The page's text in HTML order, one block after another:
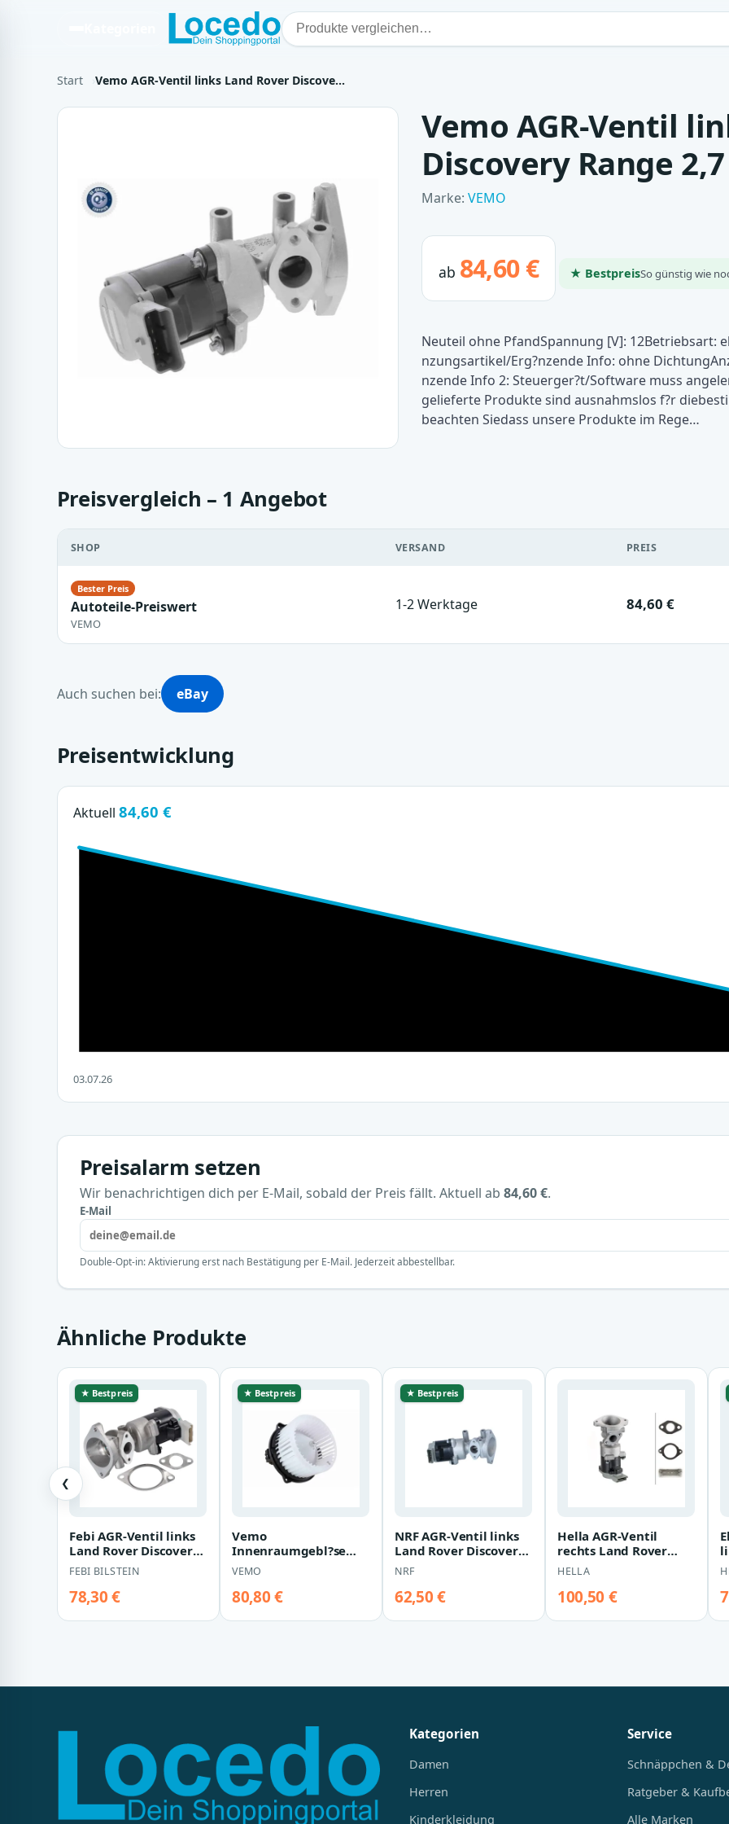
Start Vemo AGR-Ventil links Land Rover Discove…
Vemo AGR-Ventil
Discovery Range 2,7
Marke:VEMO
ab 84,60 € ★ BestpreisSo günstig wie
Neuteil ohne PfandSpannung [V]: 12Betriebsart:
nzungsartikel/Erg?nzende Info: ohne
nzende Info 2: Steuerger?t/Software muss
gelieferte Produkte sind ausnahmslos f?r
beachten Siedass unsere Produkte im Rege…
Preisvergleich – 1 Angebot
SHOP VERSAND PREIS
Autoteile-Preiswert
VEMO
1-2 Werktage 84,60 €
Auch suchen bei: eBay
Preisentwicklung
Aktuell 84,60 €
03.07.26
Preisalarm setzen
Wir benachrichtigen dich per E-Mail, sobald der Preis fällt. Aktuell ab 84,60 €.
E-Mail
Double-Opt-in: Aktivierung erst nach Bestätigung per E-Mail. Jederzeit abbestellbar.
Ähnliche Produkte
❮
★ Bestpreis
Febi AGR-Ventil links
Land Rover Discovery
Range Rover 2,7
FEBI BILSTEIN
78,30 €
★ Bestpreis
Vemo
Innenraumgebl?se
Land Rover Discovery
Range
VEMO
80,80 €
★ Bestpreis
NRF AGR-Ventil links
Land Rover Discovery
Range Rover 2,7
NRF
62,50 €
Hella AGR-Ventil
rechts Land Rover
Discovery Range
Rover 2,7
HELLA
100,50 €
Kategorien
Damen
Herren
Kinderkleidung
Service
Schnäppchen &
Ratgeber &
Alle Marken